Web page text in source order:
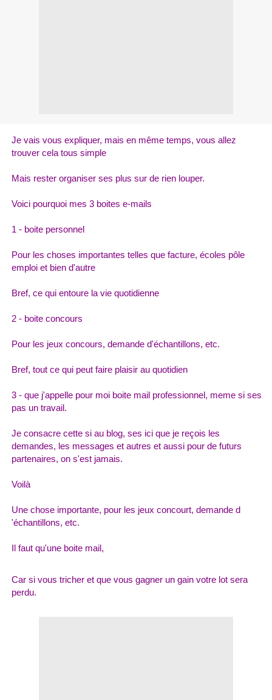
Je vais vous expliquer, mais en même temps, vous allez
trouver cela tous simple
Mais rester organiser ses plus sur de rien louper.
Voici pourquoi mes 3 boites e-mails
1 - boite personnel
Pour les choses importantes telles que facture, écoles pôle
emploi et bien d'autre
Bref, ce qui entoure la vie quotidienne
2 - boite concours
Pour les jeux concours, demande d'échantillons, etc.
Bref, tout ce qui peut faire plaisir au quotidien
3 - que j'appelle pour moi boite mail professionnel, meme si ses
pas un travail.
Je consacre cette si au blog, ses ici que je reçois les
demandes, les messages et autres et aussi pour de futurs
partenaires, on s'est jamais.
Voilà
Une chose importante, pour les jeux concourt, demande d
'échantillons, etc.
Il faut qu'une boite mail,
Car si vous tricher et que vous gagner un gain votre lot sera
perdu.